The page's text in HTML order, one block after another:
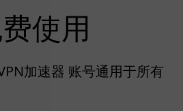
使用
加速器 账号通用于所有